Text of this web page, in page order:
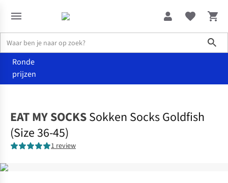
Ronde
prijzen
EAT MY SOCKSSokken Socks Goldfish
(Size 36-45)
1 review